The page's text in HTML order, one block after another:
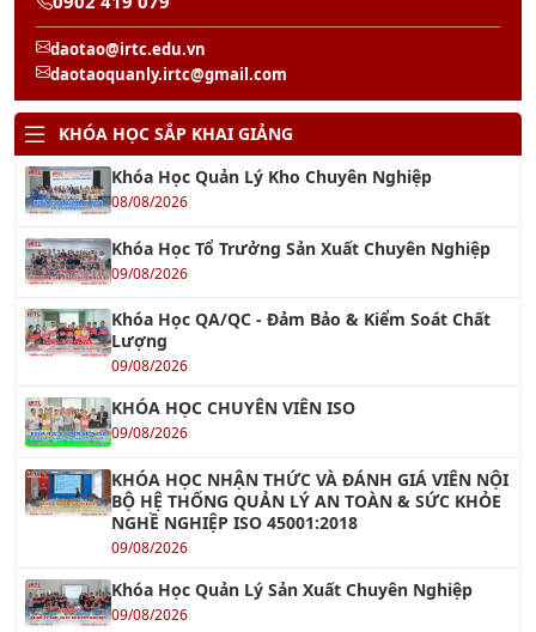
daotaoquanly.irtc@gmail.com
KHÓA HỌC SẮP KHAI GIẢNG
Khóa Học Quản Lý Kho Chuyên Nghiệp
08/08/2026
Khóa Học Tổ Trưởng Sản Xuất Chuyên Nghiệp
09/08/2026
Khóa Học QA/QC - Đảm Bảo & Kiểm Soát Chất
Lượng
KHÓA HỌC CHUYÊN VIÊN ISO
09/08/2026
KHÓA HỌC NHẬN THỨC VÀ ĐÁNH GIÁ VIÊN NỘI
BỘ HỆ THỐNG QUẢN LÝ AN TOÀN & SỨC KHỎE
09/08/2026
Khóa Học Quản Lý Sản Xuất Chuyên Nghiệp
09/08/2026
Khóa học Tối ưu hóa Quản lý Sản xuất với Chat
GPT